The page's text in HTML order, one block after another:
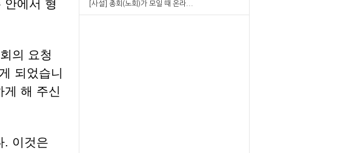
에서 형
의 요청
되었습니
해 주신
. 이것은
[사설] 총회(노회)가 모일 때 온라...